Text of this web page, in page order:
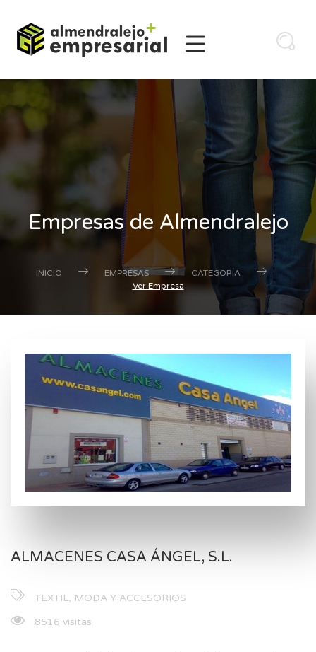
Empresas de Almendralejo
INICIO EMPRESAS
CATEGORÍA
Ver Empresa
ALMACENES CASA ÁNGEL, S.L.
TEXTIL, MODA Y ACCESORIOS
8516 visitas